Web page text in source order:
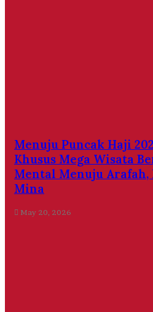
Menuju Puncak Haji
Khusus Mega Wisata
Mental Menuju Arafah,
Mina
May 20, 2026